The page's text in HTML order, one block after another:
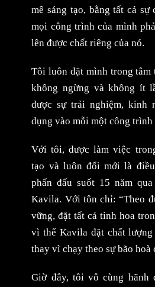
mê sáng tạo, bằng tất cả sự
mọi công trình của mình
lên được chất riêng của nó.
Tôi luôn đặt mình trong tâm
không ngừng và không ít
được sự trải nghiệm, kinh
dụng vào mỗi một công trình
Với tôi, được làm việc
tạo và luôn đổi mới là
phấn đấu suốt 15 năm
Kavila. Với tôn chỉ: “Theo
vững, đặt tất cả tinh hoa
vì thế Kavila đặt chất lượng
thay vì chạy theo sự bão hoà
Giờ đây, tôi vô cùng hãnh